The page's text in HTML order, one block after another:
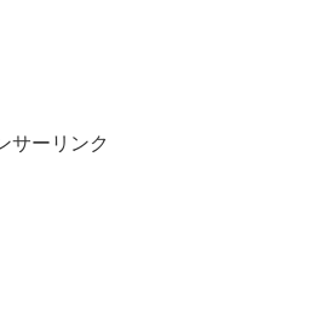
サーリンク